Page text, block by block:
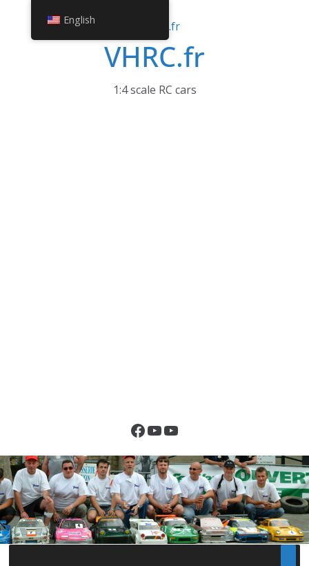
VHRC.fr
1:4 scale RC cars
Facebook
YouTube
YouTube
English